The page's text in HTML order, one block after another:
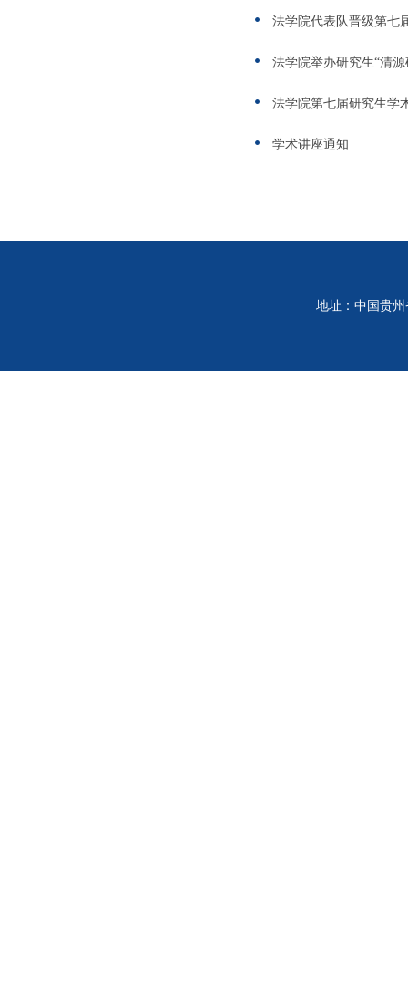
法学院代表队晋级第七
法学院举办研究生“清
法学院第七届研究生学
学术讲座通知
地址：中国贵